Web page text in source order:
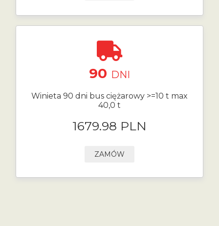
90 DNI
Winieta 90 dni bus ciężarowy >=10 t max
40,0 t
1679.98 PLN
ZAMÓW